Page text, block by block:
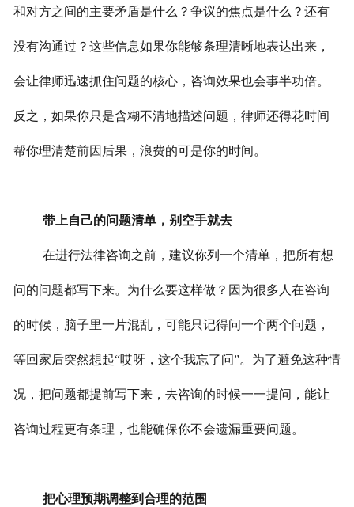
和对方之间的主要矛盾是什么？争议的焦点是什么？还有
没有沟通过？这些信息如果你能够条理清晰地表达出来，
会让律师迅速抓住问题的核心，咨询效果也会事半功倍。
反之，如果你只是含糊不清地描述问题，律师还得花时间
帮你理清楚前因后果，浪费的可是你的时间。
带上自己的问题清单，别空手就去
在进行法律咨询之前，建议你列一个清单，把所有想
问的问题都写下来。为什么要这样做？因为很多人在咨询
的时候，脑子里一片混乱，可能只记得问一个两个问题，
等回家后突然想起“哎呀，这个我忘了问”。为了避免这种情
况，把问题都提前写下来，去咨询的时候一一提问，能让
咨询过程更有条理，也能确保你不会遗漏重要问题。
把心理预期调整到合理的范围